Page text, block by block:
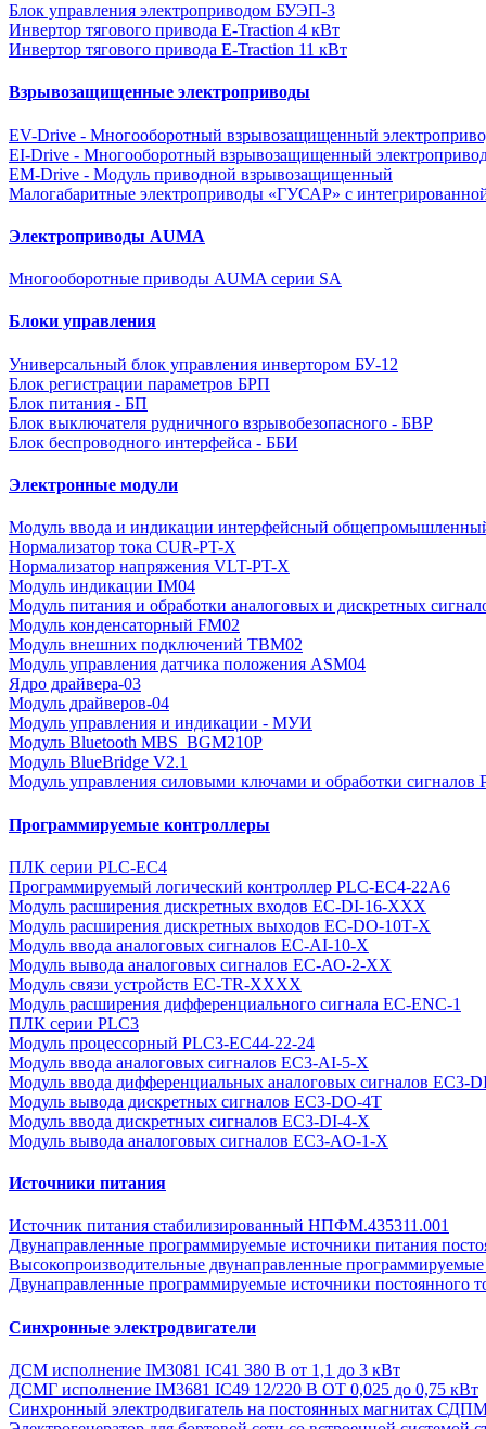
Блок управления электроприводом БУЭП-3
Инвертор тягового привода E-Traction 4 кВт
Инвертор тягового привода E-Traction 11 кВт
Взрывозащищенные электроприводы
EV-Drive - Многооборотный взрывозащищенный
EI-Drive - Многооборотный взрывозащищенный
EM-Drive - Модуль приводной взрывозащищенный
Малогабаритные электроприводы «ГУСАР» с
Электроприводы AUMA
Многооборотные приводы AUMA серии SA
Блоки управления
Универсальный блок управления инвертором БУ-12
Блок регистрации параметров БРП
Блок питания - БП
Блок выключателя рудничного взрывобезопасного - БВР
Блок беспроводного интерфейса - ББИ
Электронные модули
Модуль ввода и индикации интерфейсный
Нормализатор тока CUR-PT-X
Нормализатор напряжения VLT-PT-X
Модуль индикации IM04
Модуль питания и обработки аналоговых и дискретных
Модуль конденсаторный FM02
Модуль внешних подключений TBM02
Модуль управления датчика положения ASM04
Ядро драйвера-03
Модуль драйверов-04
Модуль управления и индикации - МУИ
Модуль Bluetooth MBS_BGM210P
Модуль BlueBridge V2.1
Модуль управления силовыми ключами и обработки сигналов
Программируемые контроллеры
ПЛК серии PLC-EC4
Программируемый логический контроллер PLC-EC4-22A6
Модуль расширения дискретных входов EC-DI-16-XХХ
Модуль расширения дискретных выходов EC-DО-10Т-X
Модуль ввода аналоговых сигналов EC-АI-10-X
Модуль вывода аналоговых сигналов EC-АО-2-ХХ
Модуль связи устройств EC-TR-XXXX
Модуль расширения дифференциального сигнала EC-ENC-1
ПЛК серии PLC3
Модуль процессорный PLC3-EC44-22-24
Модуль ввода аналоговых сигналов EC3-AI-5-X
Модуль ввода дифференциальных аналоговых сигналов EC3-
Модуль вывода дискретных сигналов EC3-DO-4T
Модуль ввода дискретных сигналов EC3-DI-4-Х
Модуль вывода аналоговых сигналов EC3-AO-1-X
Источники питания
Источник питания стабилизированный НПФМ.435311.001
Двунаправленные программируемые источники питания
Высокопроизводительные двунаправленные
Двунаправленные программируемые источники постоянного
Синхронные электродвигатели
ДСМ исполнение IM3081 IC41 380 В от 1,1 до 3 кВт
ДСМГ исполнение IM3681 IC49 12/220 В ОТ 0,025 до 0,75 кВт
Синхронный электродвигатель на постоянных магнитах